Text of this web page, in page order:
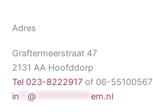
Adres
Graftermeerstraat 47
2131 AA Hoofddorp
Tel 023-8222917 of 06-55100567
in
@ em.nl